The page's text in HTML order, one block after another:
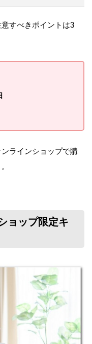
すべきポイントは3
ラインショップで購
ョップ限定キ